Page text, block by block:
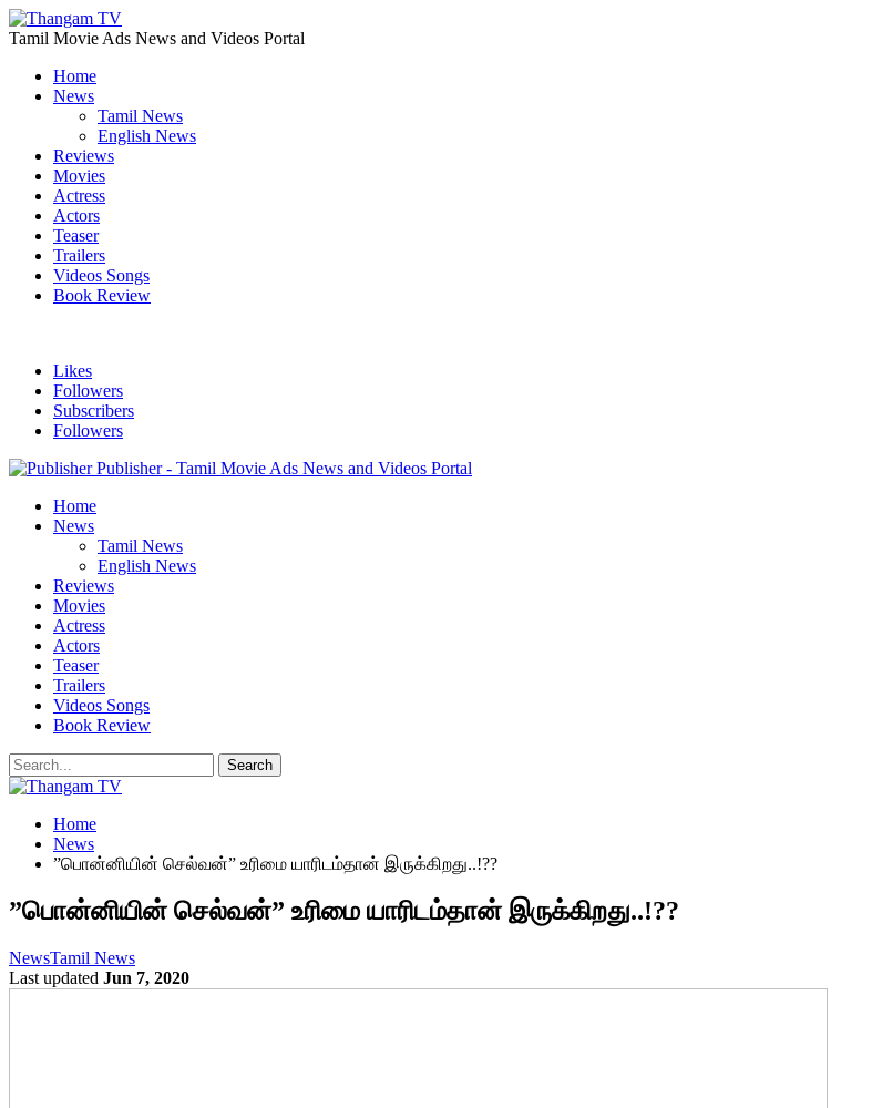
Tamil Movie Ads News and Videos Portal
Home
News
Tamil News
English News
Reviews
Movies
Actress
Actors
Teaser
Trailers
Videos Songs
Book Review
Likes
Followers
Subscribers
Followers
Publisher - Tamil Movie Ads News and Videos Portal
Home
News
Tamil News
English News
Reviews
Movies
Actress
Actors
Teaser
Trailers
Videos Songs
Book Review
Home
News
”பொன்னியின் செல்வன்” உரிமை யாரிடம்தான் இருக்கிறது..!??
”பொன்னியின் செல்வன்” உரிமை யாரிடம்தான் இருக்கிறது..!??
NewsTamil News
Last updated Jun 7, 2020